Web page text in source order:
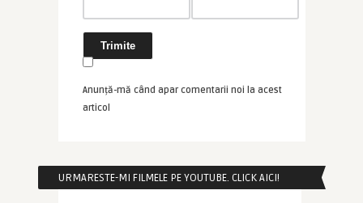
Anunță-mă când apar comentarii noi la acest
articol
URMARESTE-MI FILMELE PE YOUTUBE. CLICK AICI!